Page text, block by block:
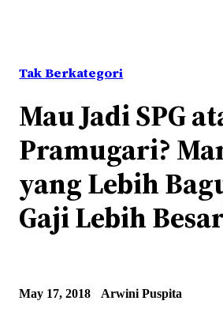
Tak Berkategori
Mau Jadi SPG
Pramugari?
yang Lebih
Gaji Lebih
May 17, 2018 Arwini Puspita